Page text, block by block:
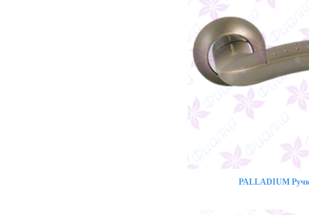
PALLADIUM